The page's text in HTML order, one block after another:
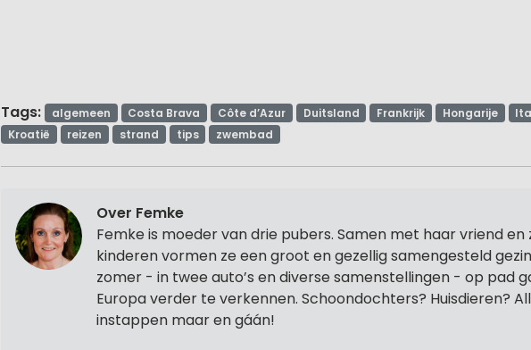
Tags: algemeen Costa Brava Côte d’Azur Duitsland Frankrijk Hongarije
Kroatië
reizen strand tips zwembad
Over Femke
Femke is moeder van drie pubers. Samen met haar vriend en
kinderen vormen ze een groot en gezellig samengesteld
zomer - in twee auto’s en diverse samenstellingen - op pad
Europa verder te verkennen. Schoondochters? Huisdieren?
instappen maar en gáán!